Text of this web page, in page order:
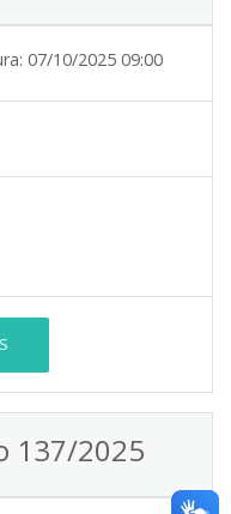
07/10/2025 09:00
137/2025